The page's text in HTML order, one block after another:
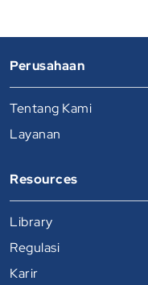
Perusahaan
Tentang Kami
Layanan
Resources
Library
Regulasi
Karir